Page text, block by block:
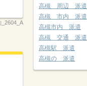
_2604_A
高槻 周辺 派遣
高槻 市内 派遣
高槻市内 派遣
高槻 交通 派遣
高槻駅 派遣
高槻の 派遣